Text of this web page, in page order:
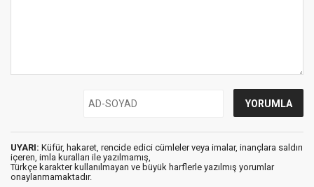
UYARI: Küfür, hakaret, rencide edici cümleler veya imalar, inançlara saldırı
içeren, imla kuralları ile yazılmamış,
Türkçe karakter kullanılmayan ve büyük harflerle yazılmış yorumlar
onaylanmamaktadır.